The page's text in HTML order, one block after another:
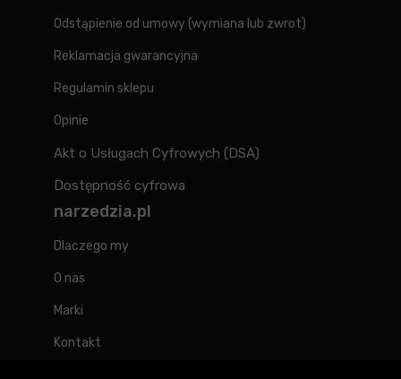
Odstąpienie od umowy (wymiana lub zwrot)
Reklamacja gwarancyjna
Regulamin sklepu
Opinie
Akt o Usługach Cyfrowych (DSA)
Dostępność cyfrowa
narzedzia.pl
Dlaczego my
O nas
Marki
Kontakt